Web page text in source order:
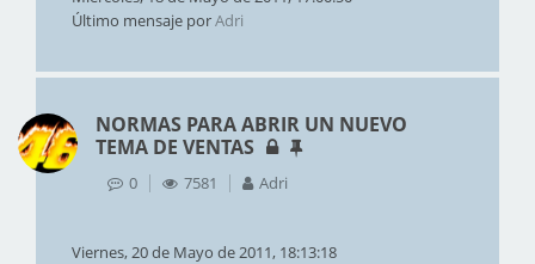
Último mensaje porAdri
NORMAS PARA ABRIR UN NUEVO
TEMA DE VENTAS
0 7581 Adri
Viernes, 20 de Mayo de 2011, 18:13:18